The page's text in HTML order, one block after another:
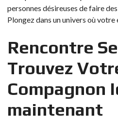
personnes désireuses de faire
Plongez dans un univers où
Rencontre
Trouvez
Compagnon
maintenant